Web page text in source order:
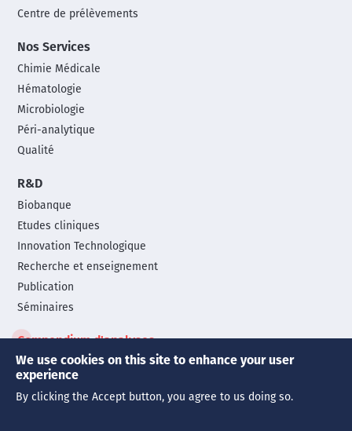
Centre de prélèvements
Nos Services
Chimie Médicale
Hématologie
Microbiologie
Péri-analytique
Qualité
R&D
Biobanque
Etudes cliniques
Innovation Technologique
Recherche et enseignement
Publication
Séminaires
Compendium d'analyses
© Copyright 2026 | Tous droits réservés
We use cookies on this site to enhance your user
experience
By clicking the Accept button, you agree to us doing so.